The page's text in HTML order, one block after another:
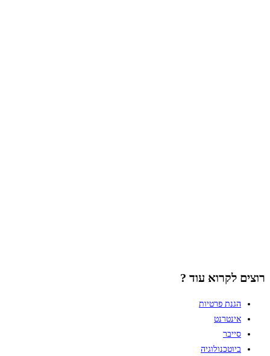
רוצים לקרוא עוד ?
הגנת פרטיות
אינטרנט
סייבר
ביוטכנולוגיה